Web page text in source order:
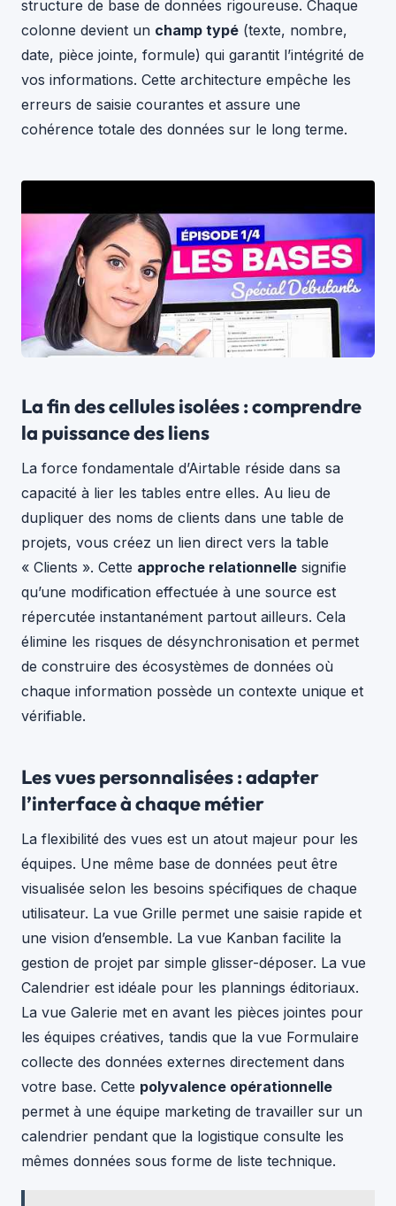
structure de base de données rigoureuse. Chaque
colonne devient un champ typé (texte, nombre,
date, pièce jointe, formule) qui garantit l’intégrité de
vos informations. Cette architecture empêche les
erreurs de saisie courantes et assure une
cohérence totale des données sur le long terme.
La fin des cellules isolées : comprendre
la puissance des liens
La force fondamentale d’Airtable réside dans sa
capacité à lier les tables entre elles. Au lieu de
dupliquer des noms de clients dans une table de
projets, vous créez un lien direct vers la table
« Clients ». Cette approche relationnelle signifie
qu’une modification effectuée à une source est
répercutée instantanément partout ailleurs. Cela
élimine les risques de désynchronisation et permet
de construire des écosystèmes de données où
chaque information possède un contexte unique et
vérifiable.
Les vues personnalisées : adapter
l’interface à chaque métier
La flexibilité des vues est un atout majeur pour les
équipes. Une même base de données peut être
visualisée selon les besoins spécifiques de chaque
utilisateur. La vue Grille permet une saisie rapide et
une vision d’ensemble. La vue Kanban facilite la
gestion de projet par simple glisser-déposer. La vue
Calendrier est idéale pour les plannings éditoriaux.
La vue Galerie met en avant les pièces jointes pour
les équipes créatives, tandis que la vue Formulaire
collecte des données externes directement dans
votre base. Cette polyvalence opérationnelle
permet à une équipe marketing de travailler sur un
calendrier pendant que la logistique consulte les
mêmes données sous forme de liste technique.